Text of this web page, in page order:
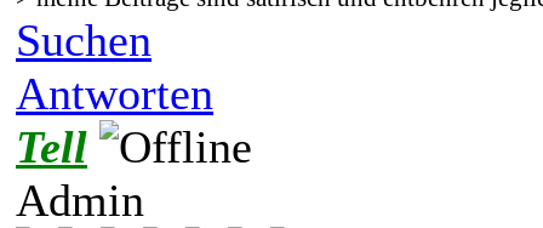
Suchen
Antworten
Tell
Admin